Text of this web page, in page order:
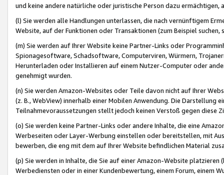
und keine andere natürliche oder juristische Person dazu
(l) Sie werden alle Handlungen unterlassen, die nach vernünftigem
Website, auf der Funktionen oder Transaktionen (zum Beispiel
(m) Sie werden auf Ihrer Website keine Partner-Links oder
Spionagesoftware, Schadsoftware, Computerviren, Würmern,
Herunterladen oder Installieren auf einem Nutzer-Computer oder
genehmigt wurden.
(n) Sie werden Amazon-Websites oder Teile davon nicht auf Ihrer
(z. B., WebView) innerhalb einer Mobilen Anwendung. Die Darstellung
Teilnahmevoraussetzungen stellt jedoch keinen Verstoß gegen diese
(o) Sie werden keine Partner-Links oder andere Inhalte, die eine
Werbeseiten oder Layer-Werbung einstellen oder bereitstellen, mit
bewerben, die eng mit dem auf Ihrer Website befindlichen Material
(p) Sie werden in Inhalte, die Sie auf einer Amazon-Website
Werbediensten oder in einer Kundenbewertung, einem Forum, einem